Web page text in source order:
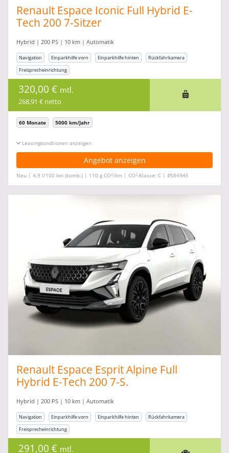
Renault Espace Iconic Full Hybrid E-
Tech 200 7-Sitzer
Hybrid | 200 PS | 10 km | Automatik
Navigation Einparkhilfe vorn Einparkhilfe hinten
Rückfahrkamera
Freisprecheinrichtung
320,00 € mtl.
268,91 € netto
60 Monate 5000 km/Jahr
Leasingkonditionen ein-/ausblenden
Angebot anzeigen
Neu | 4,9 l/100 km (komb.) | 110 g CO2/km | CO2-Klasse: C | #584945
Renault Espace Esprit Alpine Full
Hybrid E-Tech 200 7-S.
Hybrid | 200 PS | 10 km | Automatik
Navigation Einparkhilfe vorn Einparkhilfe hinten
Rückfahrkamera
Freisprecheinrichtung
291,00 € mtl.